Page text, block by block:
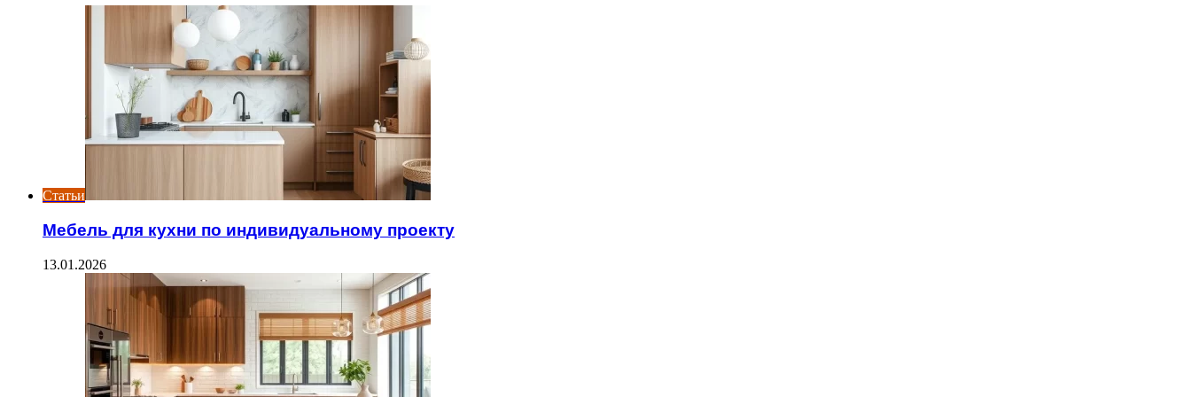
Статьи
Мебель для кухни по индивидуальному проекту
13.01.2026